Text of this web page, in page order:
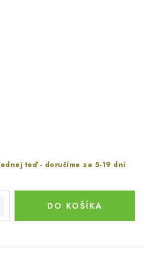
teď - doručíme za 5-19 dní
DO KOŠÍKA